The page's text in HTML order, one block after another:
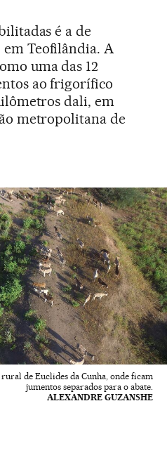
é a de
Teofilândia. A
uma das 12
ao frigorífico
dali, em
metropolitana de
rural de Euclides da Cunha, onde ficam
jumentos separados para o abate.
ALEXANDRE GUZANSHE